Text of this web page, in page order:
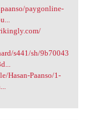
paygonline-
s441/sh/9b70043
Hasan-Paanso/1-